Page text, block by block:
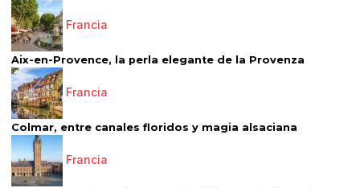
Francia
Aix-en-Provence, la perla elegante de la Provenza
Francia
Colmar, entre canales floridos y magia alsaciana
Francia